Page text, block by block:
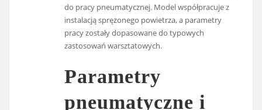
do pracy pneumatycznej. Model współpracuje z
instalacją sprężonego powietrza, a parametry
pracy zostały dopasowane do typowych
zastosowań warsztatowych.
Parametry
pneumatyczne i